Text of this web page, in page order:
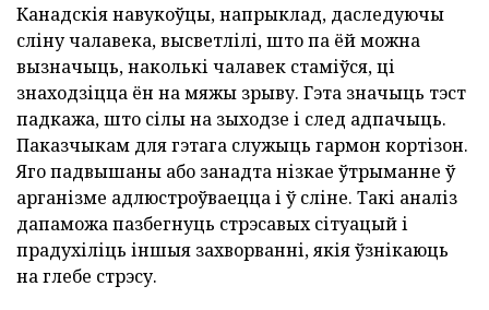
Канадскія навукоўцы, напрыклад, даследуючы
сліну чалавека, высветлілі, што па ёй можна
вызначыць, наколькі чалавек стаміўся, ці
знаходзіцца ён на мяжы зрыву. Гэта значыць тэст
падкажа, што сілы на зыходзе і след адпачыць.
Паказчыкам для гэтага служыць гармон кортізон.
Яго падвышаны або занадта нізкае ўтрыманне ў
арганізме адлюстроўваецца і ў сліне. Такі аналіз
дапаможа пазбегнуць стрэсавых сітуацый і
прадухіліць іншыя захворванні, якія ўзнікаюць
на глебе стрэсу.